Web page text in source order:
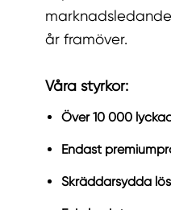
år framöver.
Våra styrkor:
Över 10 000
Endast
Skräddarsydda